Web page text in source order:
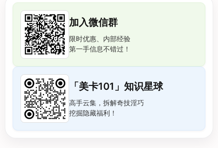
加入微信群
限时优惠、内部经验
第一手信息不错过！
「美卡101」知识星球
高手云集，拆解奇技淫巧
挖掘隐藏福利！